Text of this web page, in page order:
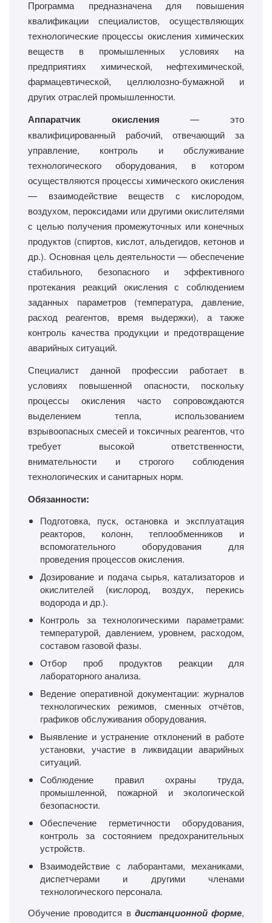
Программа предназначена для повышения
квалификации специалистов, осуществляющих
технологические процессы окисления химических
веществ в промышленных условиях на
предприятиях химической, нефтехимической,
фармацевтической, целлюлозно-бумажной и
других отраслей промышленности.
Аппаратчик окисления — это
квалифицированный рабочий, отвечающий за
управление, контроль и обслуживание
технологического оборудования, в котором
осуществляются процессы химического окисления
— взаимодействие веществ с кислородом,
воздухом, пероксидами или другими окислителями
с целью получения промежуточных или конечных
продуктов (спиртов, кислот, альдегидов, кетонов и
др.). Основная цель деятельности — обеспечение
стабильного, безопасного и эффективного
протекания реакций окисления с соблюдением
заданных параметров (температура, давление,
расход реагентов, время выдержки), а также
контроль качества продукции и предотвращение
аварийных ситуаций.
Специалист данной профессии работает в
условиях повышенной опасности, поскольку
процессы окисления часто сопровождаются
выделением тепла, использованием
взрывоопасных смесей и токсичных реагентов, что
требует высокой ответственности,
внимательности и строгого соблюдения
технологических и санитарных норм.
Обязанности:
Подготовка, пуск, остановка и эксплуатация
реакторов, колонн, теплообменников и
вспомогательного оборудования для
проведения процессов окисления.
Дозирование и подача сырья, катализаторов и
окислителей (кислород, воздух, перекись
водорода и др.).
Контроль за технологическими параметрами:
температурой, давлением, уровнем, расходом,
составом газовой фазы.
Отбор проб продуктов реакции для
лабораторного анализа.
Ведение оперативной документации: журналов
технологических режимов, сменных отчётов,
графиков обслуживания оборудования.
Выявление и устранение отклонений в работе
установки, участие в ликвидации аварийных
ситуаций.
Соблюдение правил охраны труда,
промышленной, пожарной и экологической
безопасности.
Обеспечение герметичности оборудования,
контроль за состоянием предохранительных
устройств.
Взаимодействие с лаборантами, механиками,
диспетчерами и другими членами
технологического персонала.
Обучение проводится вдистанционной форме,